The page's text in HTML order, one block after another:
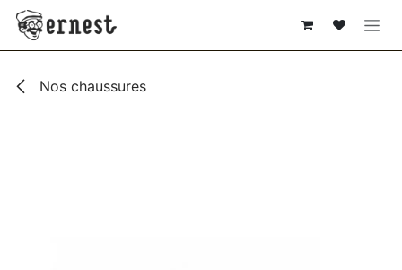
SE RENDRE AU CONTENU
Nos chaussures